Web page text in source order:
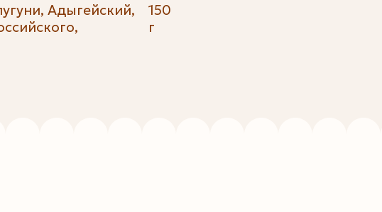
Адыгейский,
150
г